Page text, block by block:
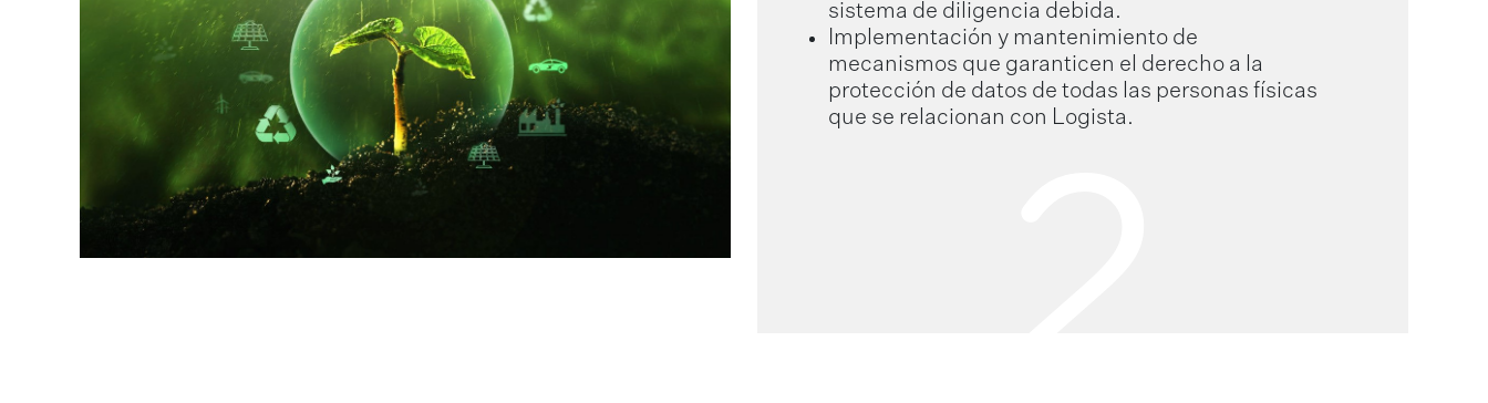
sistema de diligencia debida.
Implementación y mantenimiento de
mecanismos que garanticen el derecho a la
protección de datos de todas las personas físicas
que se relacionan con Logista.